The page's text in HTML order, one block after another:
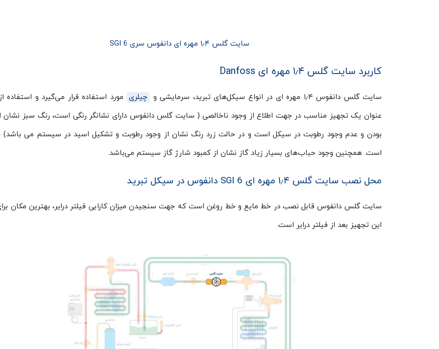
سایت گلس ۱٫۴ مهره ای دانفوس سری SGI 6
کاربرد سایت گلس ۱٫۴ مهره ای Danfoss
سایت گلس دانفوس ۱٫۴ مهره ای در انواع سیکل‌های تبرید، سرمایشی و چیلری مورد استفاده قرار می‌گیرد و استفاده
عنوان یک تجهیز مناسب در جهت اطلاع از وجود ناخالصی ( سایت گلس دانفوس دارای نشانگر رنگی است، رنگ سبز نشان
بودن و عدم وجود رطوبت در سیکل است و در حالت زرد رنگ نشان از وجود رطوبت و تشکیل اسید در سیستم می
است. همچنین وجود حباب‌های بسیار زیاد گاز نشان از کمبود شارژ گاز سیستم می‌باشد.
محل نصب سایت گلس ۱٫۴ مهره ای SGI 6 دانفوس در سیکل تبرید
سایت گلس دانفوس قابل نصب در خط مایع و خط روغن است که جهت سنجیدن میزان کارایی فیلتر درایر، بهترین مکان
این تجهیز بعد از فیلتر درایر است.